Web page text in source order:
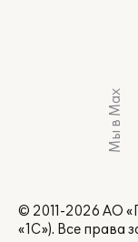
Мы в Max
© 2011-2026 АО
«1С»). Все права